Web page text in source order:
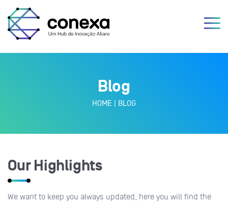
Blog
HOME | BLOG
Our Highlights
We want to keep you always updated, here you will find the